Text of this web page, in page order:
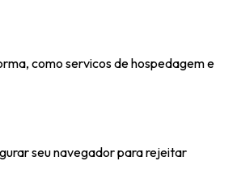
como servicos de hospedagem e
seu navegador para rejeitar